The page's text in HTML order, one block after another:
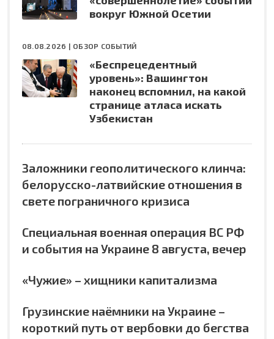
вокруг Южной Осетии
08.08.2026 | ОБЗОР СОБЫТИЙ
«Беспрецедентный
уровень»: Вашингтон
наконец вспомнил, на какой
странице атласа искать
Узбекистан
Заложники геополитического клинча:
белорусско-латвийские отношения в
свете пограничного кризиса
Специальная военная операция ВС РФ
и события на Украине 8 августа, вечер
«Чужие» – хищники капитализма
Грузинские наёмники на Украине –
короткий путь от вербовки до бегства